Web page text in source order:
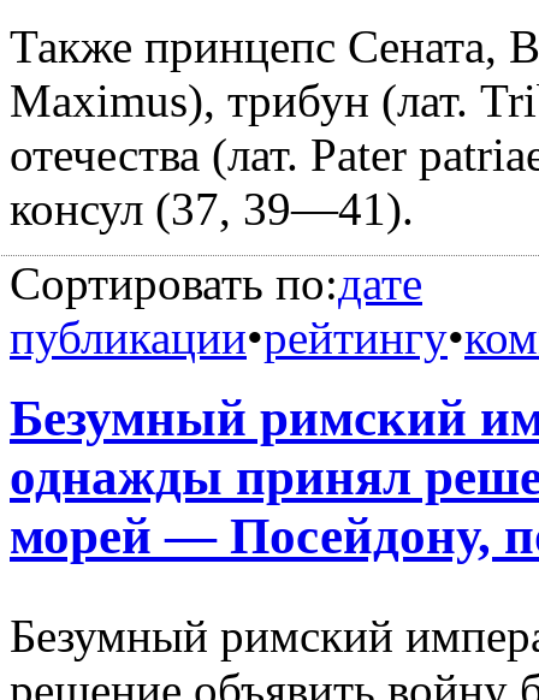
Также принцепс Сената,
Maximus), трибун (лат.
отечества (лат. Pater
консул (37, 39—41).
Сортировать по:дате
публикации•рейтингу•
Безумный римский
однажды принял
морей — Посейдону,
Безумный римский
решение объявить